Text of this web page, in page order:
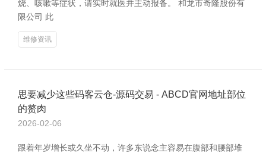
烧、咳嗽等症状，请实时就医并主动报备。 和龙市奇隆股份有
限公司 此
维修资讯
思要减少这些码客云仓-源码交易 - ABCD官网地址部位
的赘肉
2026-02-06
跟着年岁增长或久坐不动，许多东说念主容易在腹部和腰部堆